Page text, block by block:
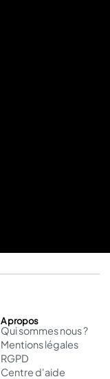
A propos
Qui sommes nous ?
Mentions légales
RGPD
Centre d'aide